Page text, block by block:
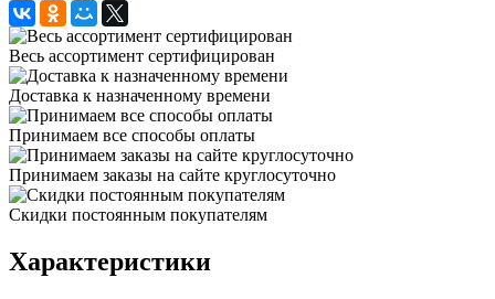
Весь ассортимент сертифицирован
Доставка к назначенному времени
Принимаем все способы оплаты
Принимаем заказы на сайте круглосуточно
Скидки постоянным покупателям
Характеристики